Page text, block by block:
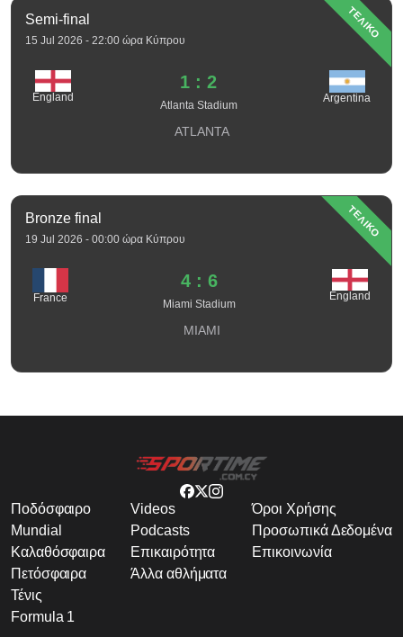
ΤΕΛΙΚΟ
Semi-final
15 Jul 2026 - 22:00 ώρα Κύπρου
England
1 : 2
Atlanta Stadium
Argentina
ATLANTA
ΤΕΛΙΚΟ
Bronze final
19 Jul 2026 - 00:00 ώρα Κύπρου
France
4 : 6
Miami Stadium
England
MIAMI
Ποδόσφαιρο
Mundial
Καλαθόσφαιρα
Πετόσφαιρα
Τένις
Formula 1
Videos
Podcasts
Επικαιρότητα
Άλλα αθλήματα
Όροι Χρήσης
Προσωπικά Δεδομένα
Επικοινωνία